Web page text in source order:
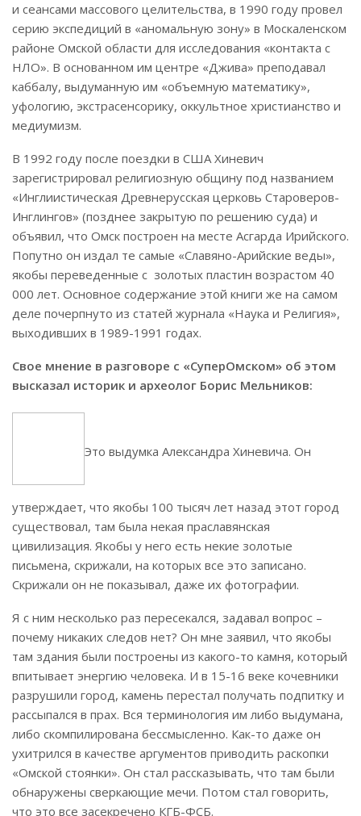
и сеансами массового целительства, в 1990 году провел
серию экспедиций в «аномальную зону» в Москаленском
районе Омской области для исследования «контакта с
НЛО». В основанном им центре «Джива» преподавал
каббалу, выдуманную им «объемную математику»,
уфологию, экстрасенсорику, оккультное христианство и
медиумизм.
В 1992 году после поездки в США Хиневич
зарегистрировал религиозную общину под названием
«Инглиистическая Древнерусская церковь Староверов-
Инглингов» (позднее закрытую по решению суда) и
объявил, что Омск построен на месте Асгарда Ирийского.
Попутно он издал те самые «Славяно-Арийские веды»,
якобы переведенные с золотых пластин возрастом 40
000 лет. Основное содержание этой книги же на самом
деле почерпнуто из статей журнала «Наука и Религия»,
выходивших в 1989-1991 годах.
Свое мнение в разговоре с «СуперОмском» об этом
высказал историк и археолог Борис Мельников:
Это выдумка Александра Хиневича. Он
утверждает, что якобы 100 тысяч лет назад этот город
существовал, там была некая праславянская
цивилизация. Якобы у него есть некие золотые
письмена, скрижали, на которых все это записано.
Скрижали он не показывал, даже их фотографии.
Я с ним несколько раз пересекался, задавал вопрос –
почему никаких следов нет? Он мне заявил, что якобы
там здания были построены из какого-то камня, который
впитывает энергию человека. И в 15-16 веке кочевники
разрушили город, камень перестал получать подпитку и
рассыпался в прах. Вся терминология им либо выдумана,
либо скомпилирована бессмысленно. Как-то даже он
ухитрился в качестве аргументов приводить раскопки
«Омской стоянки». Он стал рассказывать, что там были
обнаружены сверкающие мечи. Потом стал говорить,
что это все засекречено КГБ-ФСБ.